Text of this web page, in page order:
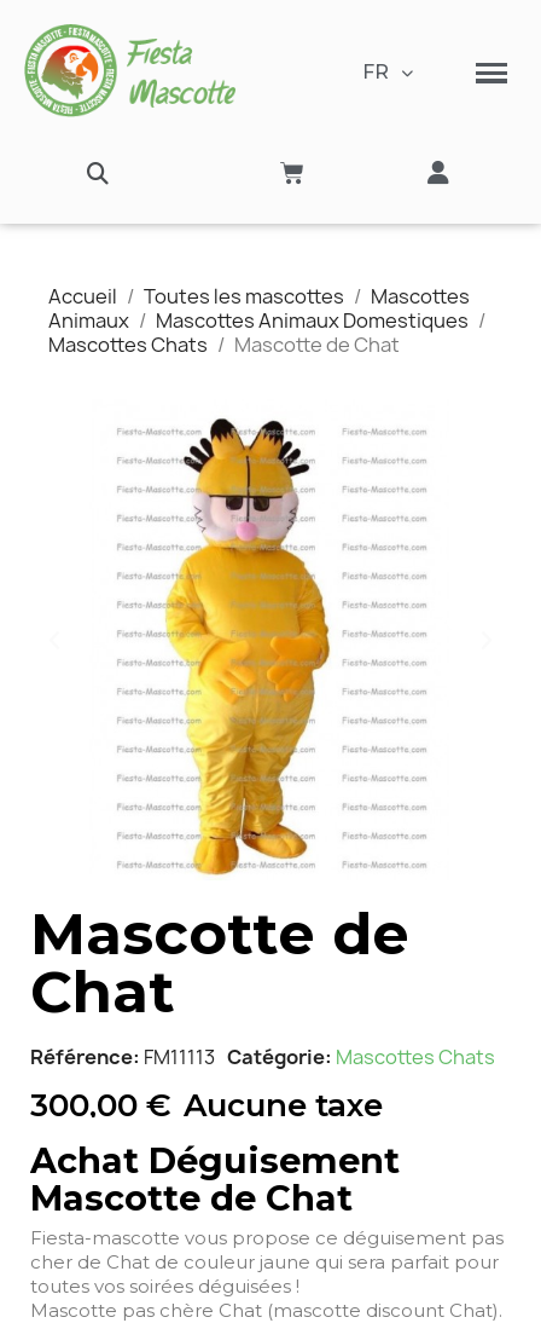
FR
Accueil Toutes les mascottes
Mascottes
Animaux
Mascottes Animaux Domestiques
Mascottes Chats
Mascotte de Chat
Mascotte de
Chat
Référence FM11113 Catégorie Mascottes Chats
300,00 € Aucune taxe
Achat Déguisement
Mascotte de Chat
Fiesta-mascotte vous propose ce déguisement pas
cher de Chat de couleur jaune qui sera parfait pour
toutes vos soirées déguisées !
Mascotte pas chère Chat (mascotte discount Chat).